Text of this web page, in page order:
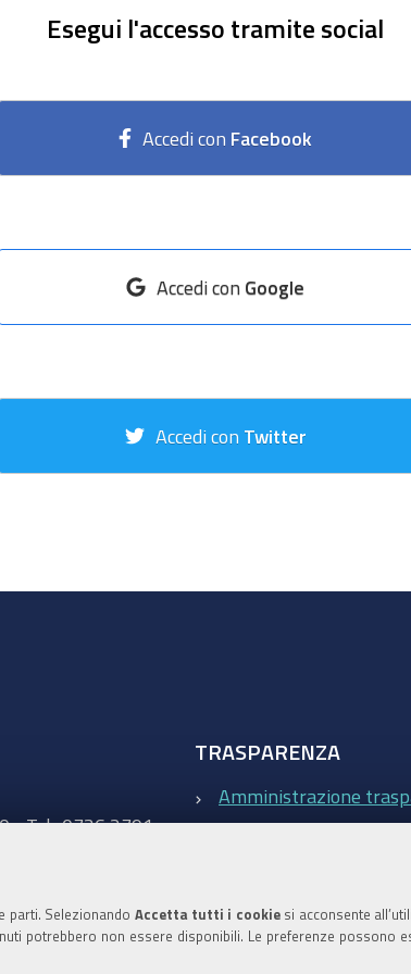
parti. Selezionando Accetta tutti i cookiesi acconsente
potrebbero non essere disponibili. Le preferenze possono
Esegui l'accesso tramite social
Accedi con Facebook
Accedi con Google
Accedi con Twitter
- Tel.: 0736 2791
TRASPARENZA
Amministrazione